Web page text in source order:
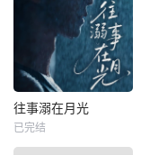
往事溺在月光
已完结